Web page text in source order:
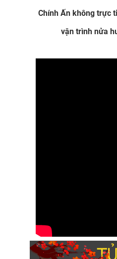
Chính Ấn không trực
vận trình nửa